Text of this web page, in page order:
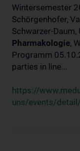
Wintersemester
Schörgenhofer,
Schwarzer-
Pharmakologie,
Programm
parties in line...
https://
uns/events/